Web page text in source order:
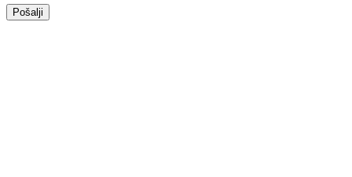
Pošalji